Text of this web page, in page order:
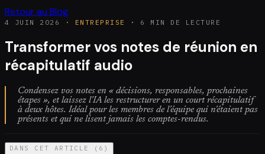
Retour au Blog
4 JUIN 2026 · ENTREPRISE · 6 MIN DE LECTURE
Transformer vos notes de réunion en
récapitulatif audio
Condensez vos notes en « décisions, responsables, prochaines
étapes », et laissez l'IA les restructurer en un court récapitulatif
à deux hôtes. Idéal pour les membres de l'équipe qui n'étaient pas
présents et qui ne lisent jamais les comptes-rendus.
DANS CET ARTICLE ( 6 )